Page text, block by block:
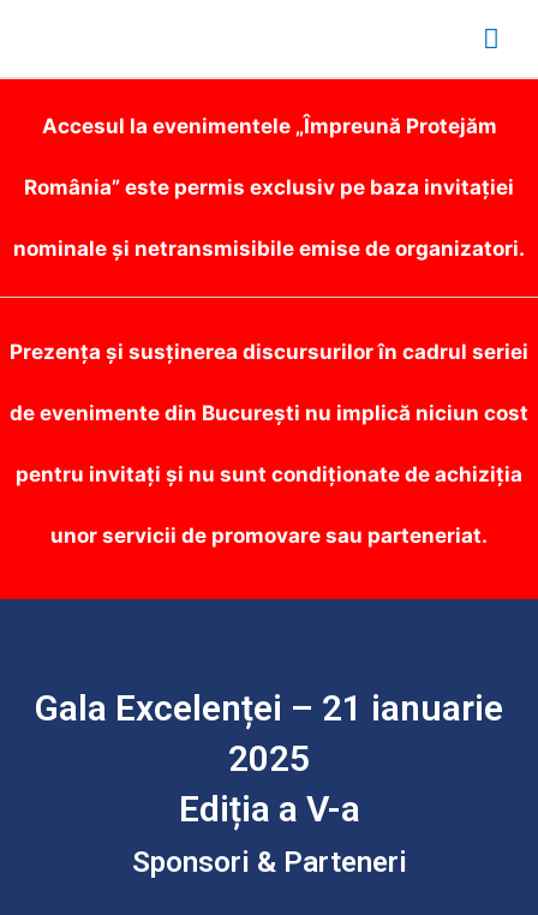
Accesul la evenimentele „Împreună Protejăm
România” este permis exclusiv pe baza invitației
nominale și netransmisibile emise de organizatori.
Prezența și susținerea discursurilor în cadrul seriei
de evenimente din București nu implică niciun cost
pentru invitați și nu sunt condiționate de achiziția
unor servicii de promovare sau parteneriat.
Gala Excelenței – 21 ianuarie
2025
Ediția a V-a
Sponsori & Parteneri